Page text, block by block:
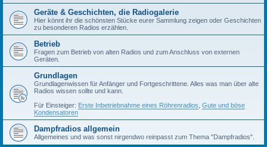
Geräte & Geschichten, die Radiogalerie
Hier könnt ihr die schönsten Stücke eurer Sammlung zeigen oder Geschichten
zu besonderen Radios erzählen.
Betrieb
Fragen zum Betrieb von alten Radios und zum Anschluss von externen
Geräten.
Grundlagen
Grundlagenwissen für Anfänger und Fortgeschrittene. Alles was man über alte
Radios wissen sollte und kann.
Für Einsteiger: Erste Inbetriebnahme eines Röhrenradios Gute und böse
Kondensatoren
Dampfradios allgemein
Allgemeines und was sonst nirgendwo reinpasst zum Thema "Dampfradios".